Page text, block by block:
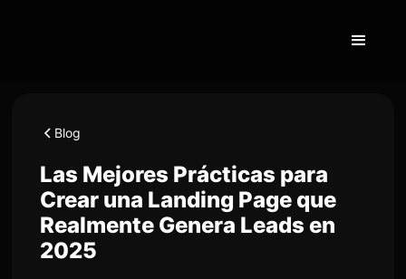
Blog
Las Mejores Prácticas para
Crear una Landing Page que
Realmente Genera Leads en
2025